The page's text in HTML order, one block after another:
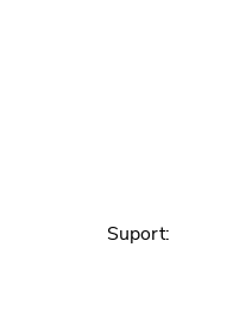
Suport: